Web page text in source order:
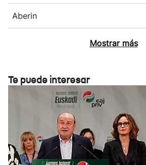
Aberin
Mostrar más
Te puede interesar